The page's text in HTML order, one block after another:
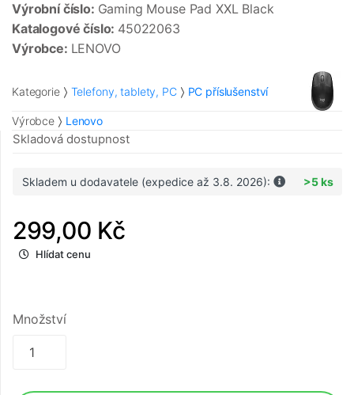
Výrobní číslo: Gaming Mouse Pad XXL Black
Katalogové číslo: 45022063
Výrobce: LENOVO
Kategorie Telefony, tablety, PC PC příslušenství
Výrobce Lenovo
Skladová dostupnost
Skladem u dodavatele (expedice až 3.8. 2026): >5 ks
299,00 Kč
Hlídat cenu
Množství